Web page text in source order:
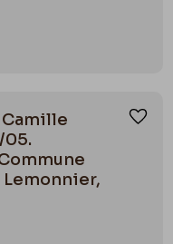
05.